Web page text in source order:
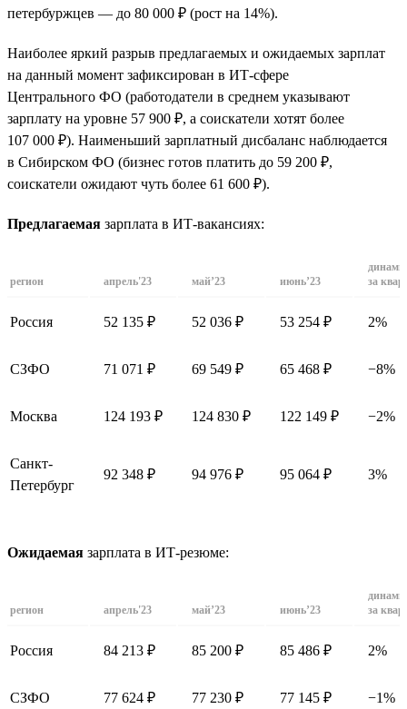
петербуржцев — до 80 000 ₽ (рост на 14%).
Наиболее яркий разрыв предлагаемых и ожидаемых зарплат
на данный момент зафиксирован в ИТ-сфере
Центрального ФО (работодатели в среднем указывают
зарплату на уровне 57 900 ₽, а соискатели хотят более
107 000 ₽). Наименьший зарплатный дисбаланс наблюдается
в Сибирском ФО (бизнес готов платить до 59 200 ₽,
соискатели ожидают чуть более 61 600 ₽).
Предлагаемая зарплата в ИТ-вакансиях:
регион апрель'23 май’23 июнь’23
за
Россия 52 135 ₽ 52 036 ₽ 53 254 ₽ 2%
СЗФО 71 071 ₽ 69 549 ₽ 65 468 ₽ −8%
Москва 124 193 ₽ 124 830 ₽ 122 149 ₽ −2%
Санкт-
Петербург
92 348 ₽ 94 976 ₽ 95 064 ₽ 3%
Ожидаемая зарплата в ИТ-резюме:
регион апрель'23 май’23 июнь’23
за
Россия 84 213 ₽ 85 200 ₽ 85 486 ₽ 2%
СЗФО 77 624 ₽ 77 230 ₽ 77 145 ₽ −1%